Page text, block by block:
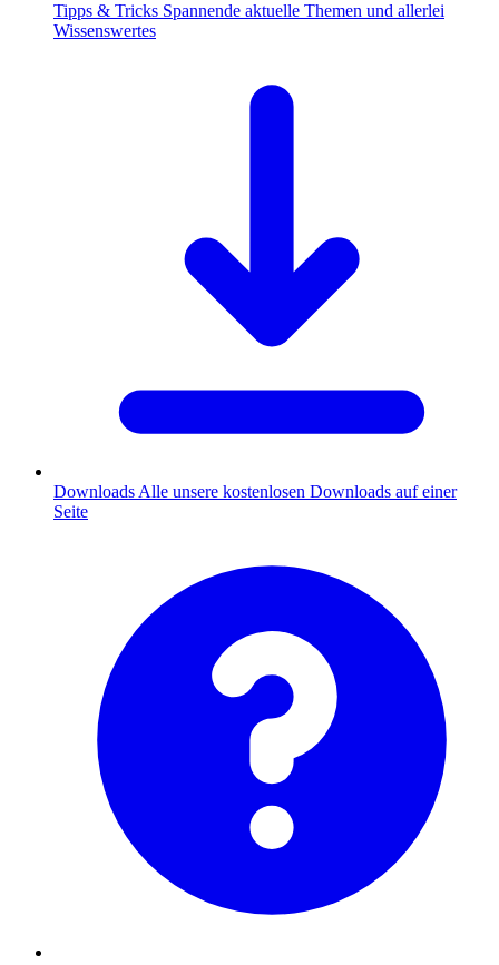
Tipps & Tricks Spannende aktuelle Themen und allerlei
Wissenswertes
Downloads Alle unsere kostenlosen Downloads auf einer
Seite